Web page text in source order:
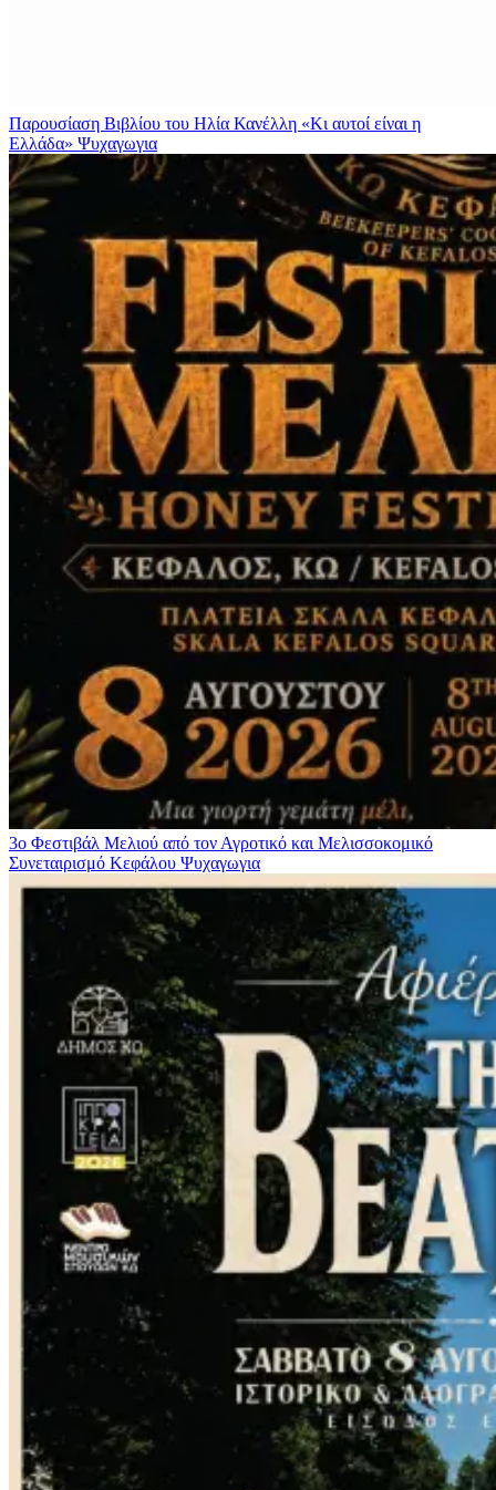
Παρουσίαση Βιβλίου του Ηλία Κανέλλη «Κι αυτοί είναι η
Ελλάδα» Ψυχαγωγια
3ο Φεστιβάλ Μελιού από τον Αγροτικό και Μελισσοκομικό
Συνεταιρισμό Κεφάλου Ψυχαγωγια